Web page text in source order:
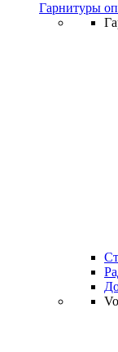
Гарнитуры